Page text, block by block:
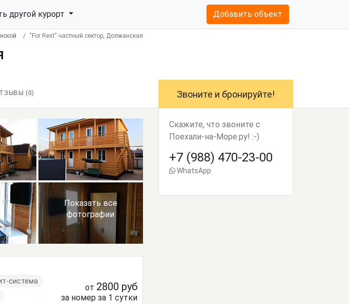
другой курорт Добавить объект
"For Rest" частный сектор, Должанская
( 0)
Показать все
фотографии
система
от 2800 руб
за номер за 1 сутки
Звоните и бронируйте!
Скажите, что звоните с
Поехали-на-Море.ру! :-)
+7 (988) 470-23-00
WhatsApp